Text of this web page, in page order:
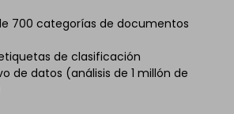
700 categorías de documentos
de clasificación
de datos (análisis de 1 millón de